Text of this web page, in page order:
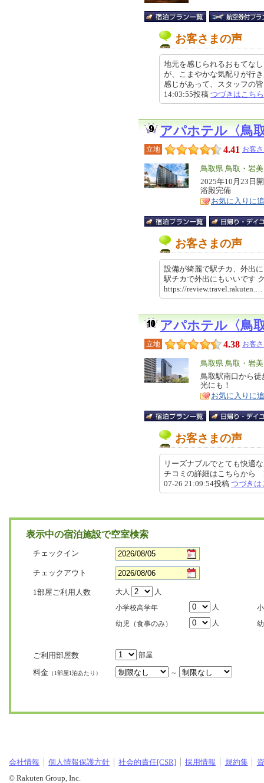
お客さまの声
地元を感じられるおもてな
が、こまやかな気配りが行
感じがあって、スタッフの
14:03:55投稿 つづきはこちら
アパホテル〈鳥
立地 4.41 お客
エ
リ
ア
鳥取県 鳥取・岩
特
徴
2025年10月23日
浴殿完備
お気に入りに
お客さまの声
設備が綺麗で駅チカ、外出
駅チカで外出にもいいです
https://
アパホテル〈鳥
立地 4.38 お客
エ
リ
ア
鳥取県 鳥取・岩
特
徴
鳥取駅南口から
光にも！
お気に入りに
お客さまの声
リーズナブルでとても快適
チコミの詳細はこちらから
07-26 21:09:54投稿 つづきは
表示中の宿泊施設で空室検索
チェックイン
チェックアウト
1部屋ご利用人数 大人
人
小学校高学年
人
幼児（食事のみ）
人
ご利用部屋数 部屋
料金 （1部屋1泊あたり） ～
会社情報 個人情報保護方針 社会的責任[CSR] 採用情報 規約集
© Rakuten Group, Inc.